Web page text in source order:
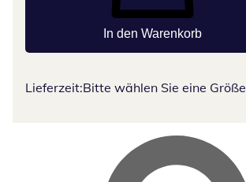
In den Warenkorb
Lieferzeit:Bitte wählen Sie eine Größe